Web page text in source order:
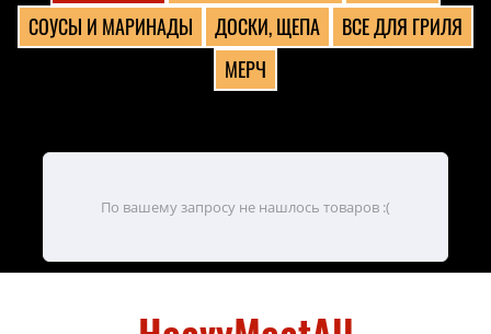
СОУСЫ И МАРИНАДЫ
ДОСКИ, ЩЕПА
ВСЕ ДЛЯ ГРИЛЯ
МЕРЧ
По вашему запросу не нашлось товаров :(